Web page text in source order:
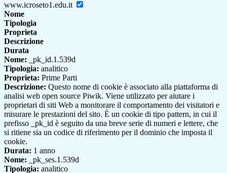
www.icroseto1.edu.it
Nome
Tipologia
Proprieta
Descrizione
Durata
Nome: _pk_id.1.539d
Tipologia: analitico
Proprieta: Prime Parti
Descrizione: Questo nome di cookie è associato alla piattaforma di
analisi web open source Piwik. Viene utilizzato per aiutare i
proprietari di siti Web a monitorare il comportamento dei visitatori e
misurare le prestazioni del sito. È un cookie di tipo pattern, in cui il
prefisso _pk_id è seguito da una breve serie di numeri e lettere, che
si ritiene sia un codice di riferimento per il dominio che imposta il
cookie.
Durata: 1 anno
Nome: _pk_ses.1.539d
Tipologia: analitico